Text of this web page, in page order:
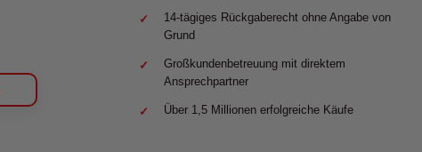
14-tägiges Rückgaberecht ohne Angabe von
Grund
Großkundenbetreuung mit direktem
Ansprechpartner
Über 1,5 Millionen erfolgreiche Käufe